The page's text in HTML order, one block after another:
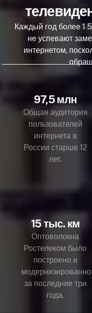
Каждый год более 1
не успевают
интернетом,
97,5 млн
Общая аудитория
пользователей
интернета в
России старше 12
лет.
15 тыс. км
Оптоволокна
Ростелеком было
построено и
модернизированно
за последние три
года.